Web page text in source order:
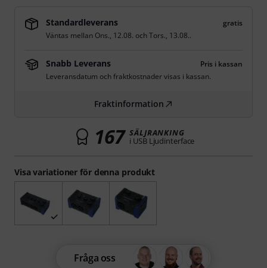
Visa variationer för denna produkt
Standardleverans
gratis
Väntas mellan Ons., 12.08. ochTors., 13.08..
Snabb Leverans
Pris i kassan
Leveransdatum och fraktkostnader visas i kassan.
Fraktinformation
167 SÄLJRANKING
i USB Ljudinterface
Fråga oss